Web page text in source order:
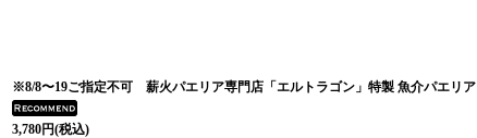
※8/8〜19ご指定不可 薪火パエリア専門店「エルトラゴン」特製 魚介パエリア
3,780円(税込)